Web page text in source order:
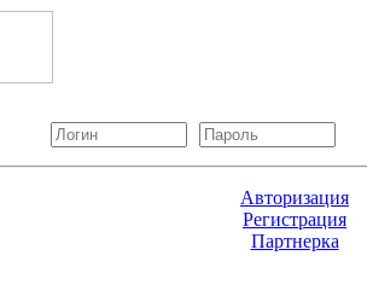
Авторизация
Регистрация
Партнерка